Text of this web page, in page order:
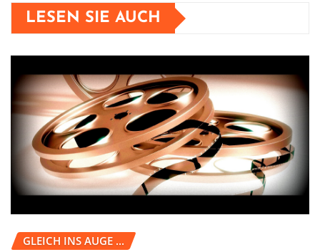
LESEN SIE AUCH
GLEICH INS AUGE ...